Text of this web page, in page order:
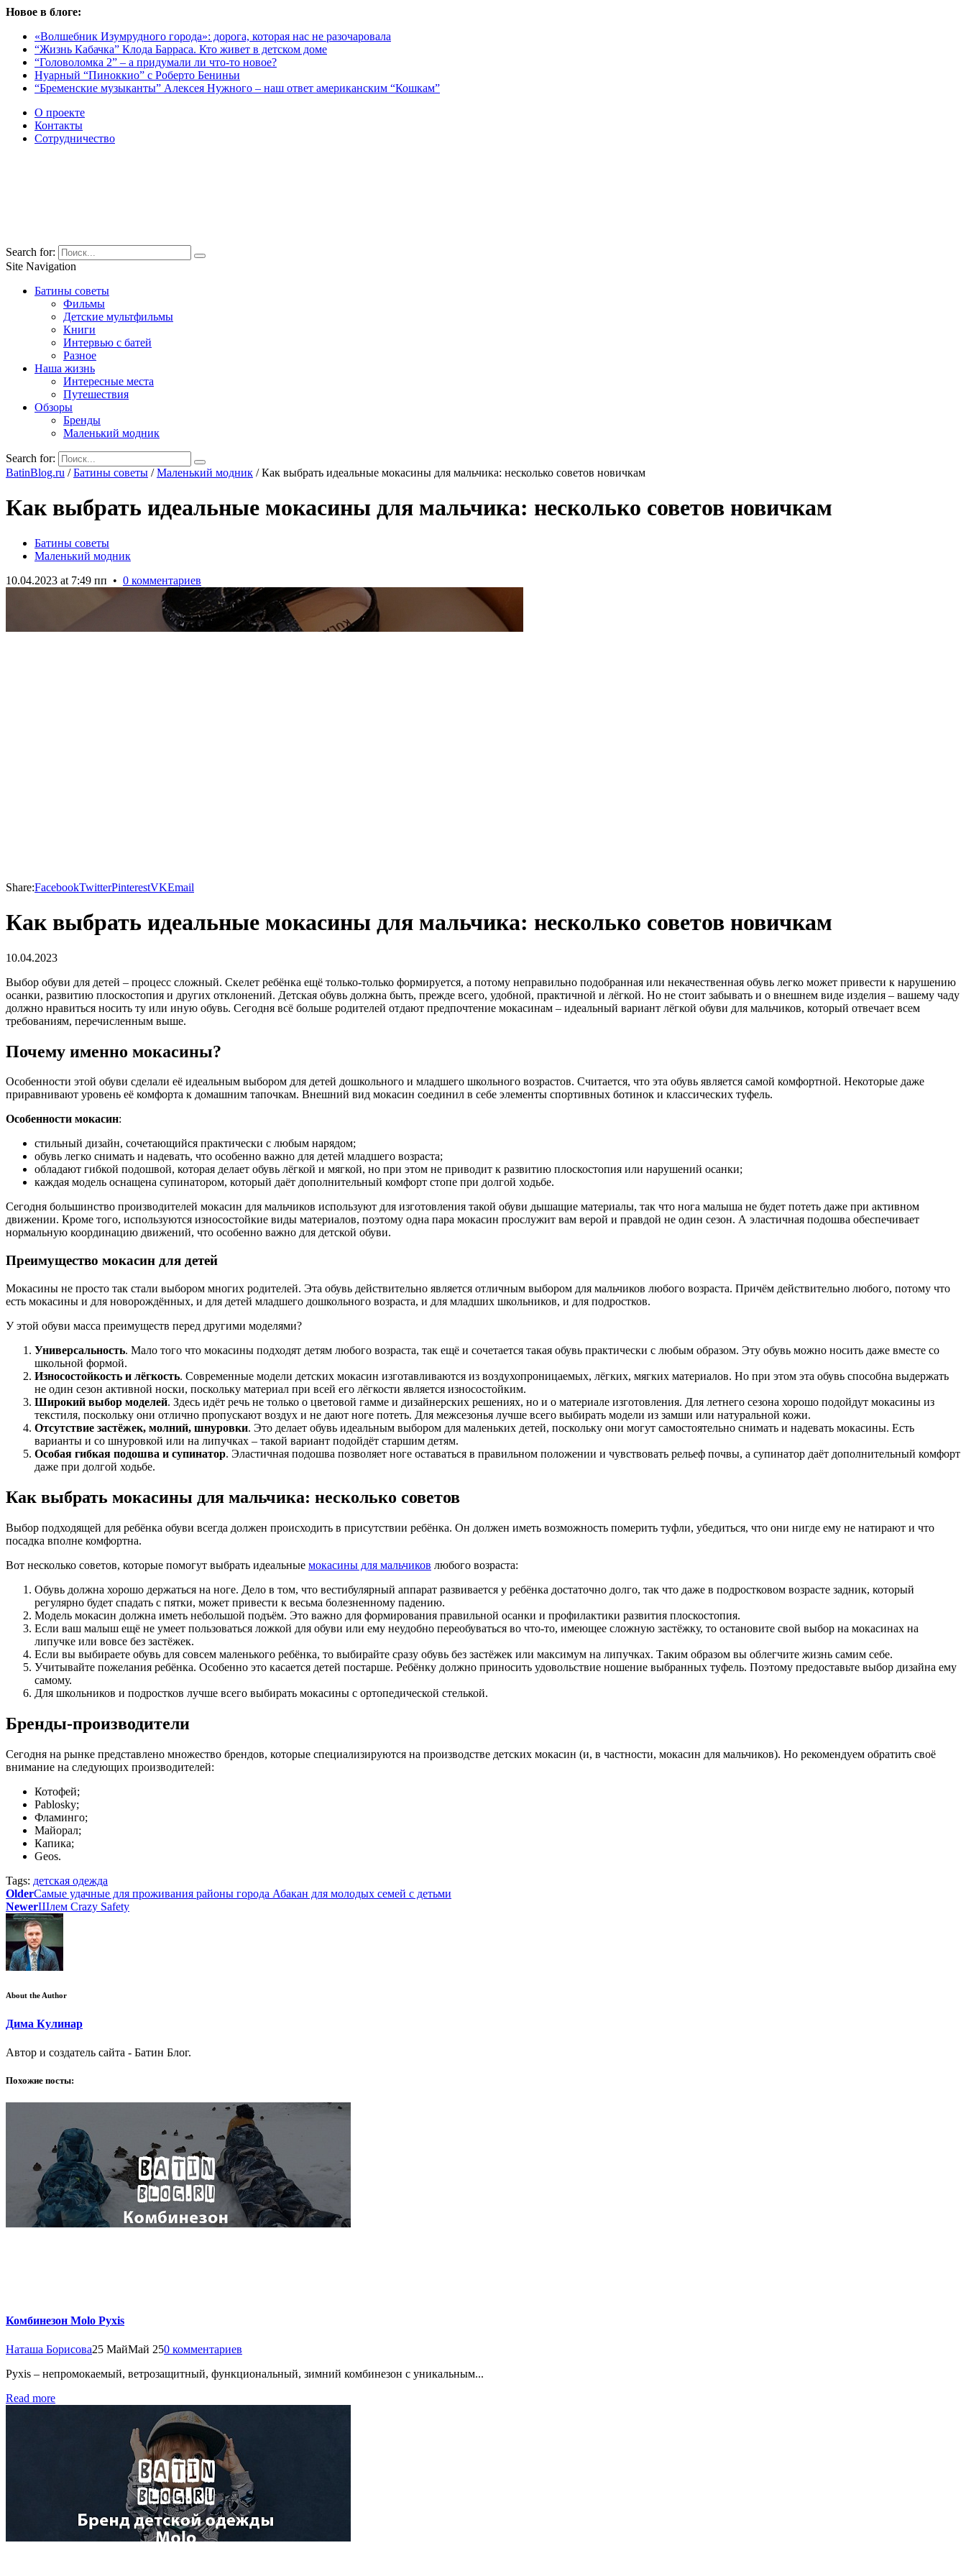
Новое в блоге:
«Волшебник Изумрудного города»: дорога, которая нас не разочаровала
“Жизнь Кабачка” Клода Барраса. Кто живет в детском доме
“Головоломка 2” – а придумали ли что-то новое?
Нуарный “Пиноккио” с Роберто Бениньи
“Бременские музыканты” Алексея Нужного – наш ответ американским “Кошкам”
О проекте
Контакты
Сотрудничество
Search for:
Site Navigation
Батины советы
Фильмы
Детские мультфильмы
Книги
Интервью с батей
Разное
Наша жизнь
Интересные места
Путешествия
Обзоры
Бренды
Маленький модник
Search for:
BatinBlog.ru /Батины советы /Маленький модник /Как выбрать идеальные мокасины для мальчика: несколько советов новичкам
Как выбрать идеальные мокасины для мальчика: несколько советов новичкам
Батины советы
Маленький модник
10.04.2023 at 7:49 пп • 0 комментариев
Share:FacebookTwitterPinterestVKEmail
Как выбрать идеальные мокасины для мальчика: несколько советов новичкам
10.04.2023
Выбор обуви для детей – процесс сложный. Скелет ребёнка ещё только-только формируется, а потому неправильно подобранная или некачественная обувь легко может привести к нарушению
осанки, развитию плоскостопия и других отклонений. Детская обувь должна быть, прежде всего, удобной, практичной и лёгкой. Но не стоит забывать и о внешнем виде изделия – вашему чаду
должно нравиться носить ту или иную обувь. Сегодня всё больше родителей отдают предпочтение мокасинам – идеальный вариант лёгкой обуви для мальчиков, который отвечает всем
требованиям, перечисленным выше.
Почему именно мокасины?
Особенности этой обуви сделали её идеальным выбором для детей дошкольного и младшего школьного возрастов. Считается, что эта обувь является самой комфортной. Некоторые даже
приравнивают уровень её комфорта к домашним тапочкам. Внешний вид мокасин соединил в себе элементы спортивных ботинок и классических туфель.
Особенности мокасин:
стильный дизайн, сочетающийся практически с любым нарядом;
обувь легко снимать и надевать, что особенно важно для детей младшего возраста;
обладают гибкой подошвой, которая делает обувь лёгкой и мягкой, но при этом не приводит к развитию плоскостопия или нарушений осанки;
каждая модель оснащена супинатором, который даёт дополнительный комфорт стопе при долгой ходьбе.
Сегодня большинство производителей мокасин для мальчиков используют для изготовления такой обуви дышащие материалы, так что нога малыша не будет потеть даже при активном
движении. Кроме того, используются износостойкие виды материалов, поэтому одна пара мокасин прослужит вам верой и правдой не один сезон. А эластичная подошва обеспечивает
нормальную координацию движений, что особенно важно для детской обуви.
Преимущество мокасин для детей
Мокасины не просто так стали выбором многих родителей. Эта обувь действительно является отличным выбором для мальчиков любого возраста. Причём действительно любого, потому что
есть мокасины и для новорождённых, и для детей младшего дошкольного возраста, и для младших школьников, и для подростков.
У этой обуви масса преимуществ перед другими моделями?
Универсальность. Мало того что мокасины подходят детям любого возраста, так ещё и сочетается такая обувь практически с любым образом. Эту обувь можно носить даже вместе со
школьной формой.
Износостойкость и лёгкость. Современные модели детских мокасин изготавливаются из воздухопроницаемых, лёгких, мягких материалов. Но при этом эта обувь способна выдержать
не один сезон активной носки, поскольку материал при всей его лёгкости является износостойким.
Широкий выбор моделей. Здесь идёт речь не только о цветовой гамме и дизайнерских решениях, но и о материале изготовления. Для летнего сезона хорошо подойдут мокасины из
текстиля, поскольку они отлично пропускают воздух и не дают ноге потеть. Для межсезонья лучше всего выбирать модели из замши или натуральной кожи.
Отсутствие застёжек, молний, шнуровки. Это делает обувь идеальным выбором для маленьких детей, поскольку они могут самостоятельно снимать и надевать мокасины. Есть
варианты и со шнуровкой или на липучках – такой вариант подойдёт старшим детям.
Особая гибкая подошва и супинатор. Эластичная подошва позволяет ноге оставаться в правильном положении и чувствовать рельеф почвы, а супинатор даёт дополнительный комфорт
даже при долгой ходьбе.
Как выбрать мокасины для мальчика: несколько советов
Выбор подходящей для ребёнка обуви всегда должен происходить в присутствии ребёнка. Он должен иметь возможность померить туфли, убедиться, что они нигде ему не натирают и что
посадка вполне комфортна.
Вот несколько советов, которые помогут выбрать идеальные мокасины для мальчиков любого возраста:
Обувь должна хорошо держаться на ноге. Дело в том, что вестибулярный аппарат развивается у ребёнка достаточно долго, так что даже в подростковом возрасте задник, который
регулярно будет спадать с пятки, может привести к весьма болезненному падению.
Модель мокасин должна иметь небольшой подъём. Это важно для формирования правильной осанки и профилактики развития плоскостопия.
Если ваш малыш ещё не умеет пользоваться ложкой для обуви или ему неудобно переобуваться во что-то, имеющее сложную застёжку, то остановите свой выбор на мокасинах на
липучке или вовсе без застёжек.
Если вы выбираете обувь для совсем маленького ребёнка, то выбирайте сразу обувь без застёжек или максимум на липучках. Таким образом вы облегчите жизнь самим себе.
Учитывайте пожелания ребёнка. Особенно это касается детей постарше. Ребёнку должно приносить удовольствие ношение выбранных туфель. Поэтому предоставьте выбор дизайна ему
самому.
Для школьников и подростков лучше всего выбирать мокасины с ортопедической стелькой.
Бренды-производители
Сегодня на рынке представлено множество брендов, которые специализируются на производстве детских мокасин (и, в частности, мокасин для мальчиков). Но рекомендуем обратить своё
внимание на следующих производителей:
Котофей;
Pablosky;
Фламинго;
Майорал;
Капика;
Geos.
Tags: детская одежда
OlderСамые удачные для проживания районы города Абакан для молодых семей с детьми
NewerШлем Crazy Safety
About the Author
Дима Кулинар
Автор и создатель сайта - Батин Блог.
Похожие посты:
Комбинезон Molo Pyxis
Наташа Борисова25 МайМай 250 комментариев
Pyxis – непромокаемый, ветрозащитный, функциональный, зимний комбинезон с уникальным...
Read more